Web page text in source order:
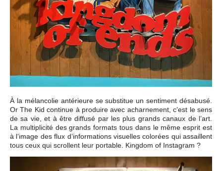
À la mélancolie antérieure se substitue un sentiment désabusé.
Or The Kid continue à produire avec acharnement, c’est le sens
de sa vie, et à être diffusé par les plus grands canaux de l’art.
La multiplicité des grands formats tous dans le même esprit est
à l’image des flux d’informations visuelles colorées qui assaillent
tous ceux qui scrollent leur portable. Kingdom of Instagram ?